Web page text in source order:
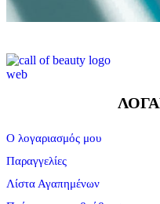
Ο λογαριασμός μου
Παραγγελίες
Λίστα Αγαπημένων